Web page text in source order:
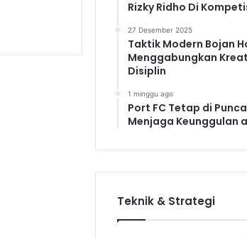
Rizky Ridho Di
27 Desember 2025
Taktik Modern Bojan
Menggabungkan
Disiplin
1 minggu ago
Port FC Tetap di
Menjaga Keunggulan
Teknik & Strategi